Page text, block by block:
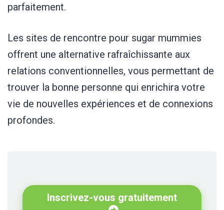
parfaitement.
Les sites de rencontre pour sugar mummies
offrent une alternative rafraîchissante aux
relations conventionnelles, vous permettant de
trouver la bonne personne qui enrichira votre
vie de nouvelles expériences et de connexions
profondes.
Inscrivez-vous gratuitement